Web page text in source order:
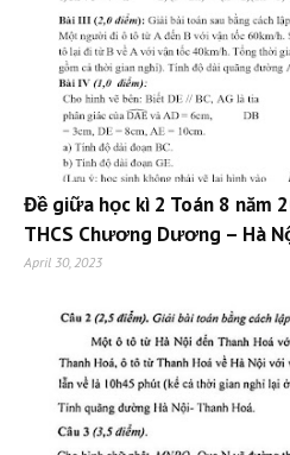
Đề giữa học kì 2 Toán 8 năm
THCS Chương Dương – Hà
April 30, 2023